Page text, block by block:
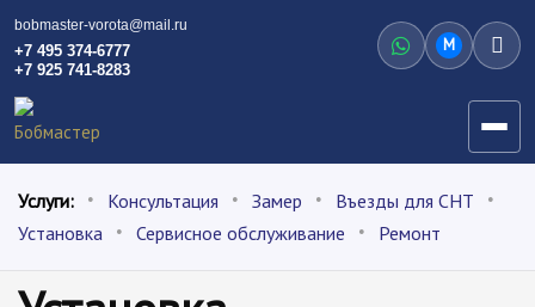
bobmaster-vorota@mail.ru
+7 495 374-6777
+7 925 741-8283
M
Услуги: Консультация Замер
Въезды для СНТ
Установка
Сервисное обслуживание Ремонт